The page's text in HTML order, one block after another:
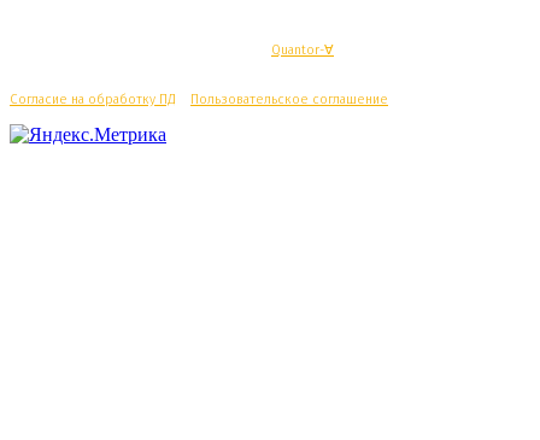
Quantor-∀
Согласие на обработку ПД Пользовательское соглашение